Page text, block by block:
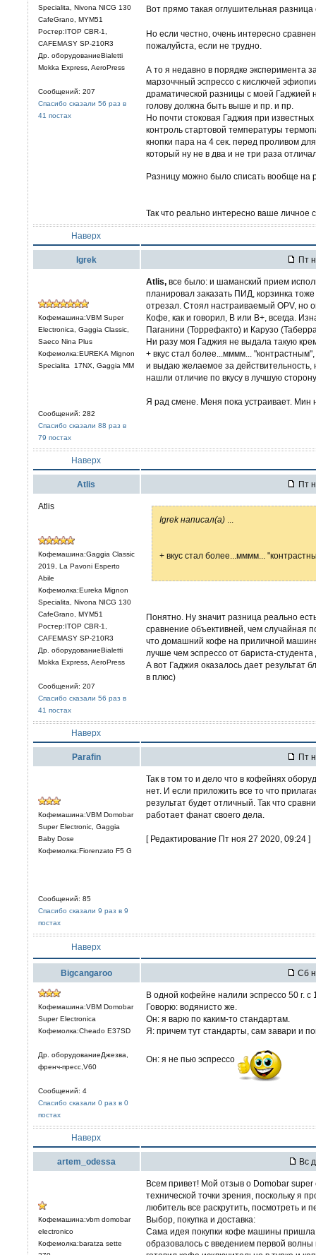
Specialita, Nivona NICG 130
CafeGrano, MYM51
Ростер:ITOP CBR-1,
CAFEMASY SP-210R3
Др. оборудованиеBialetti
Mokka Express, AeroPress
Сообщений: 207
Спасибо сказали 56 раз в
41 постах
Вот прямо такая оглушительная разница
Но если честно, очень интересно
пожалуйста, если не трудно.
А то я недавно в порядке эксперимента
марзоччный эспрессо с кислючей
драматической разницы с моей Гаджией
голову должна быть выше и пр. и пр.
Но почти стоковая Гаджия при
контроль стартовой температуры
кнопки пара на 4 сек. перед проливом
который ну не в два и не три раза
Разницу можно было списать вообще на
Так что реально интересно ваше личное
Наверх
Igrek Пт
Кофемашина:VBM Super
Electronica, Gaggia Classic,
Saeco Nina Plus
Кофемолка:EUREKA Mignon
Specialita 17NX, Gaggia MM
Сообщений: 282
Спасибо сказали 88 раз в
79 постах
Atlis, все было: и шаманский прием
планировал заказать ПИД, корзинка
отрезал. Стоял настраиваемый OPV, но
Кофе, как и говорил, В или В+, всегда.
Паганини (Торрефакто) и Карузо
Ни разу моя Гаджия не выдала такую
+ вкус стал более...мммм...
и выдаю желаемое за
нашли отличие по вкусу в лучшую
Я рад смене. Меня пока устраивает. Мин
Наверх
Atlis Пт
Atlis
Кофемашина:Gaggia Classic
2019, La Pavoni Esperto
Abile
Кофемолка:Eureka Mignon
Specialita, Nivona NICG 130
CafeGrano, MYM51
Ростер:ITOP CBR-1,
CAFEMASY SP-210R3
Др. оборудованиеBialetti
Mokka Express, AeroPress
Сообщений: 207
Спасибо сказали 56 раз в
41 постах
Igrek написал(а)
+ вкус стал более...мммм...
Понятно. Ну значит разница реально
сравнение объективней, чем случайная
что домашний кофе на приличной
лучше чем эспрессо от бариста-
А вот Гаджия оказалось дает результат
в плюс)
Наверх
Parafin Пт
Кофемашина:VBM Domobar
Super Electronic, Gaggia
Baby Dose
Кофемолка:Fiorenzato F5 G
Сообщений: 85
Спасибо сказали 9 раз в 9
постах
Так в том то и дело что в кофейнях
нет. И если приложить все то что
результат будет отличный. Так что
работает фанат своего дела.
[ Редактирование Пт ноя 27 2020, 09:24 ]
Наверх
Bigcangaroo Сб
Кофемашина:VBM Domobar
Super Electronica
Кофемолка:Cheado E37SD
Др. оборудованиеДжезва,
френч-пресс,V60
Сообщений: 4
Спасибо сказали 0 раз в 0
постах
В одной кофейне налили эспрессо 50 г. с
Говорю: водянисто же.
Он: я варю по каким-то стандартам.
Я: причем тут стандарты, сам завари и
Он: я не пью эспрессо
Наверх
artem_odessa Вс
Кофемашина:vbm domobar
electronico
Кофемолка:baratza sette
Всем привет! Мой отзыв о Domobar
технической точки зрения, поскольку я
любитель все раскрутить, посмотреть и
Выбор, покупка и доставка:
Сама идея покупки кофе машины пришла
образовалось с введением первой